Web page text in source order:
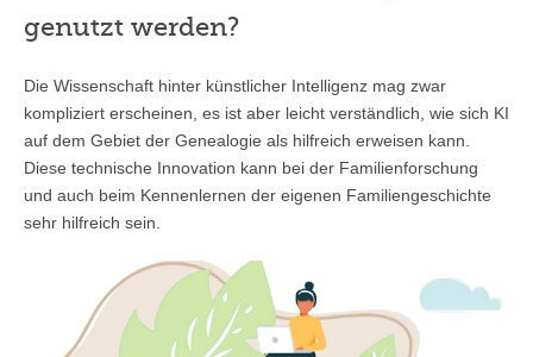
genutzt werden?
Die Wissenschaft hinter künstlicher Intelligenz mag zwar
kompliziert erscheinen, es ist aber leicht verständlich, wie sich KI
auf dem Gebiet der Genealogie als hilfreich erweisen kann.
Diese technische Innovation kann bei der Familienforschung
und auch beim Kennenlernen der eigenen Familiengeschichte
sehr hilfreich sein.